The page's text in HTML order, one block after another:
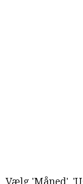
Vælg 'Måned',